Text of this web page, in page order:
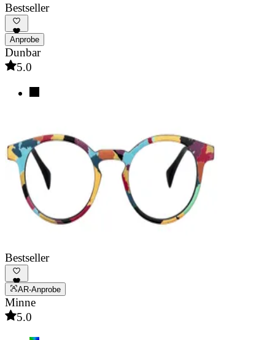
Bestseller
Anprobe
Dunbar
5.0
Bestseller
AR-Anprobe
Minne
5.0